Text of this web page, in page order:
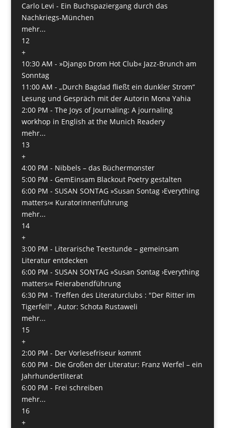
Carlo Levi - Ein Buchspaziergang durch das
Nachkriegs-München
mehr...
12
+
10:30 AM - »Django Drom Hot Club« Jazz-Brunch am
Sonntag
11:00 AM - „Durch Bagdad fließt ein dunkler Strom“
Lesung und Gespräch mit der Autorin Mona Yahia
2:00 PM - The Joys of Journaling: A journaling
workhop in English at the Munich Readery
mehr...
13
+
4:00 PM - Nibbels – das Büchermonster
5:00 PM - GemEinsam Blackout Poetry gestalten
6:00 PM - SUSAN SONTAG »Susan Sontag ›Everything
matters‹« Kuratorinnenführung
mehr...
14
+
3:00 PM - Literarische Teestunde – gemeinsam
Literatur entdecken
6:00 PM - SUSAN SONTAG »Susan Sontag ›Everything
matters‹« Feierabendführung
6:30 PM - Treffen des Literaturclubs : "Der Ritter im
Tigerfell" , Autor: Schota Rustaweli
mehr...
15
+
2:00 PM - Der Vorlesefriseur kommt
6:00 PM - Die Großen der Literatur: Franz Werfel – ein
Jahrhundertliterat
6:00 PM - Frei schreiben
mehr...
16
+